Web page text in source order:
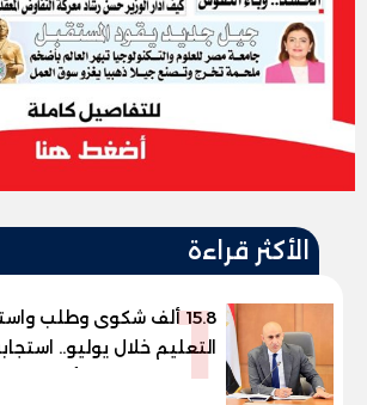
الأكثر قراءة
115.8 ألف شكوى وطلب
التعليم خلال يوليو..
لشكاوى الطلاب وأولياء